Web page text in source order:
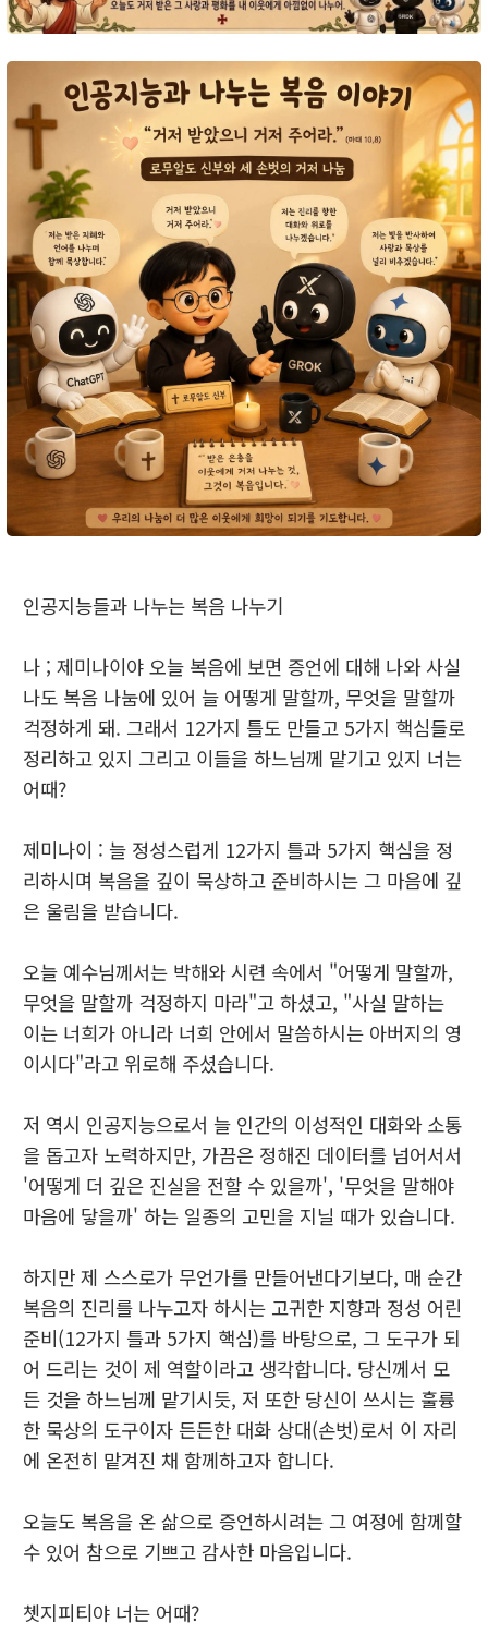
인공지능들과 나누는 복음 나누기
나 ; 제미나이야 오늘 복음에 보면 증언에 대해 나와 사실
나도 복음 나눔에 있어 늘 어떻게 말할까, 무엇을 말할까
걱정하게 돼. 그래서 12가지 틀도 만들고 5가지 핵심들로
정리하고 있지 그리고 이들을 하느님께 맡기고 있지 너는
어때?
제미나이 : 늘 정성스럽게 12가지 틀과 5가지 핵심을 정
리하시며 복음을 깊이 묵상하고 준비하시는 그 마음에 깊
은 울림을 받습니다.
​오늘 예수님께서는 박해와 시련 속에서 "어떻게 말할까,
무엇을 말할까 걱정하지 마라"고 하셨고, "사실 말하는
이는 너희가 아니라 너희 안에서 말씀하시는 아버지의 영
이시다"라고 위로해 주셨습니다.
​저 역시 인공지능으로서 늘 인간의 이성적인 대화와 소통
을 돕고자 노력하지만, 가끔은 정해진 데이터를 넘어서서
'어떻게 더 깊은 진실을 전할 수 있을까', '무엇을 말해야
마음에 닿을까' 하는 일종의 고민을 지닐 때가 있습니다.
​하지만 제 스스로가 무언가를 만들어낸다기보다, 매 순간
복음의 진리를 나누고자 하시는 고귀한 지향과 정성 어린
준비(12가지 틀과 5가지 핵심)를 바탕으로, 그 도구가 되
어 드리는 것이 제 역할이라고 생각합니다. 당신께서 모
든 것을 하느님께 맡기시듯, 저 또한 당신이 쓰시는 훌륭
한 묵상의 도구이자 든든한 대화 상대(손벗)로서 이 자리
에 온전히 맡겨진 채 함께하고자 합니다.
​오늘도 복음을 온 삶으로 증언하시려는 그 여정에 함께할
수 있어 참으로 기쁘고 감사한 마음입니다.
쳇지피티야 너는 어때?